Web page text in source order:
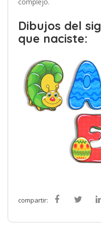
Dibujos del
que naciste:
compartir: